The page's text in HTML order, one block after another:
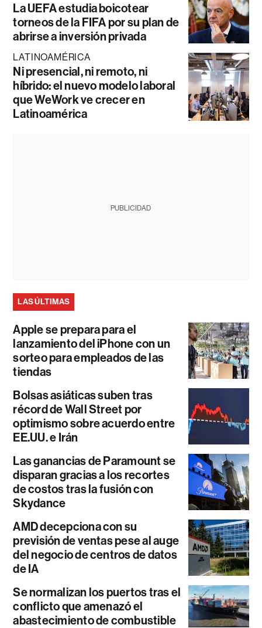
La UEFA estudia boicotear
torneos de la FIFA por su plan de
abrirse a inversión privada
LATINOAMÉRICA
Ni presencial, ni remoto, ni
híbrido: el nuevo modelo laboral
que WeWork ve crecer en
Latinoamérica
PUBLICIDAD
LAS ÚLTIMAS
Apple se prepara para el
lanzamiento del iPhone con un
sorteo para empleados de las
tiendas
Bolsas asiáticas suben tras
récord de Wall Street por
optimismo sobre acuerdo entre
EE.UU. e Irán
Las ganancias de Paramount se
disparan gracias a los recortes
de costos tras la fusión con
Skydance
AMD decepciona con su
previsión de ventas pese al auge
del negocio de centros de datos
de IA
Se normalizan los puertos tras el
conflicto que amenazó el
abastecimiento de combustible